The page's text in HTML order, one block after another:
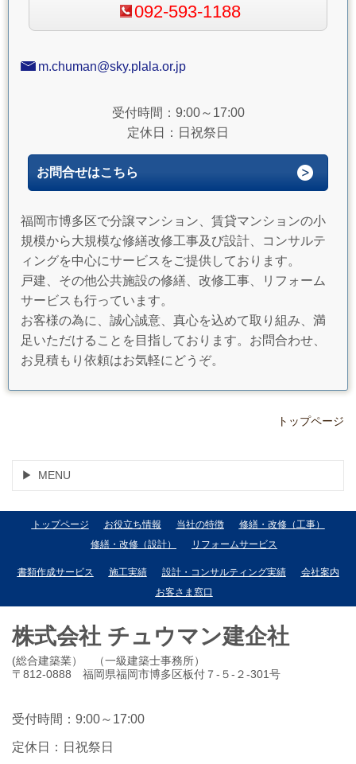
092-593-1188
m.chuman@sky.plala.or.jp
受付時間：9:00～17:00
定休日：日祝祭日
お問合せはこちら
福岡市博多区で分譲マンション、賃貸マンションの小
規模から大規模な修繕改修工事及び設計、コンサルテ
ィングを中心にサービスをご提供しております。
戸建、その他公共施設の修繕、改修工事、リフォーム
サービスも行っています。
お客様の為に、誠心誠意、真心を込めて取り組み、満
足いただけることを目指しております。お問合わせ、
お見積もり依頼はお気軽にどうぞ。
トップページ
MENU
トップページ お役立ち情報 当社の特徴
修繕・改修（工事）
修繕・改修（設計）
リフォームサービス
書類作成サービス 施工実績 設計・コンサルティング実績
会社案内
お客さま窓口
株式会社 チュウマン建企社
(総合建築業） （一級建築士事務所）
〒812-0888 福岡県福岡市博多区板付７-５-２-301号
受付時間：9:00～17:00
定休日：日祝祭日